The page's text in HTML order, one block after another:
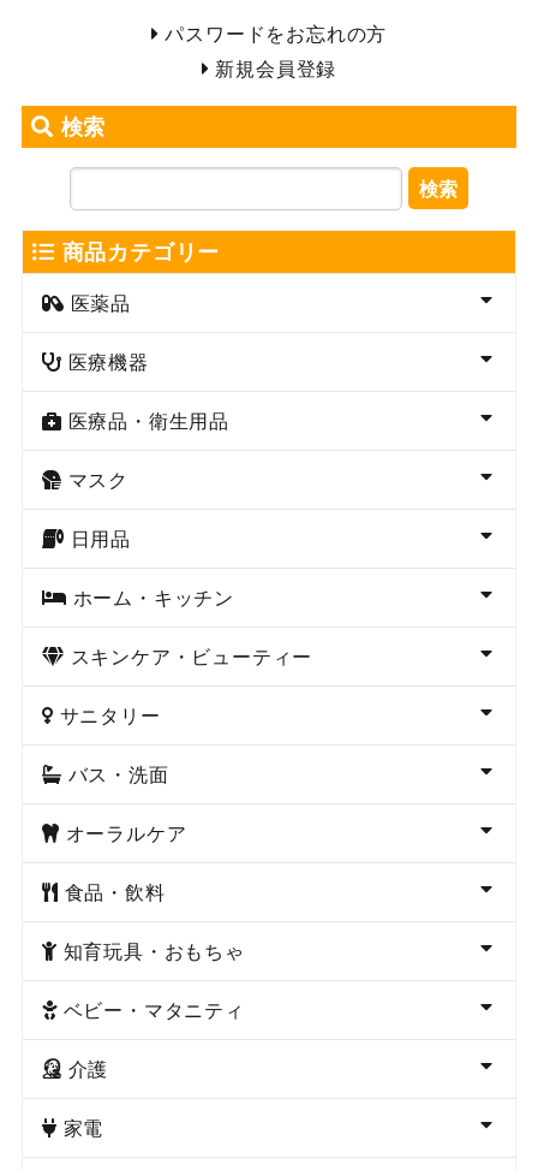
パスワードをお忘れの方
新規会員登録
検索
検索
商品カテゴリー
医薬品
医療機器
医療品・衛生用品
マスク
日用品
ホーム・キッチン
スキンケア・ビューティー
サニタリー
バス・洗面
オーラルケア
食品・飲料
知育玩具・おもちゃ
ベビー・マタニティ
介護
家電